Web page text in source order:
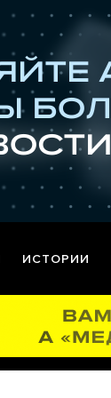
ИСТОРИИ